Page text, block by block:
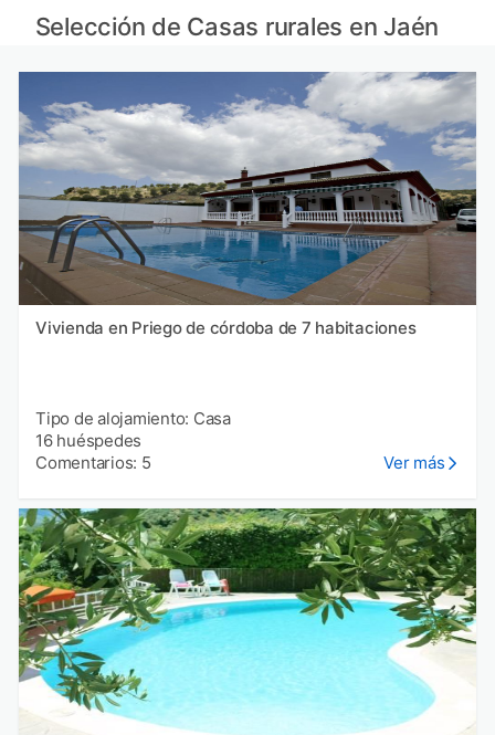
Casas rurales en Almería
Casas rurales en Montes de Toledo provincia
Selección de Casas rurales en Jaén
Vivienda en Priego de córdoba de 7 habitaciones
Tipo de alojamiento: Casa
16 huéspedes
Comentarios: 5
Ver más